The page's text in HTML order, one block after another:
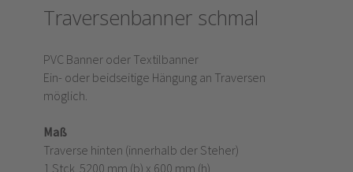
Traversenbanner schmal
PVC Banner oder Textilbanner
Ein- oder beidseitige Hängung an Traversen
möglich.
Maß
Traverse hinten (innerhalb der Steher)
1 Stck. 5200 mm (b) x 600 mm (h)